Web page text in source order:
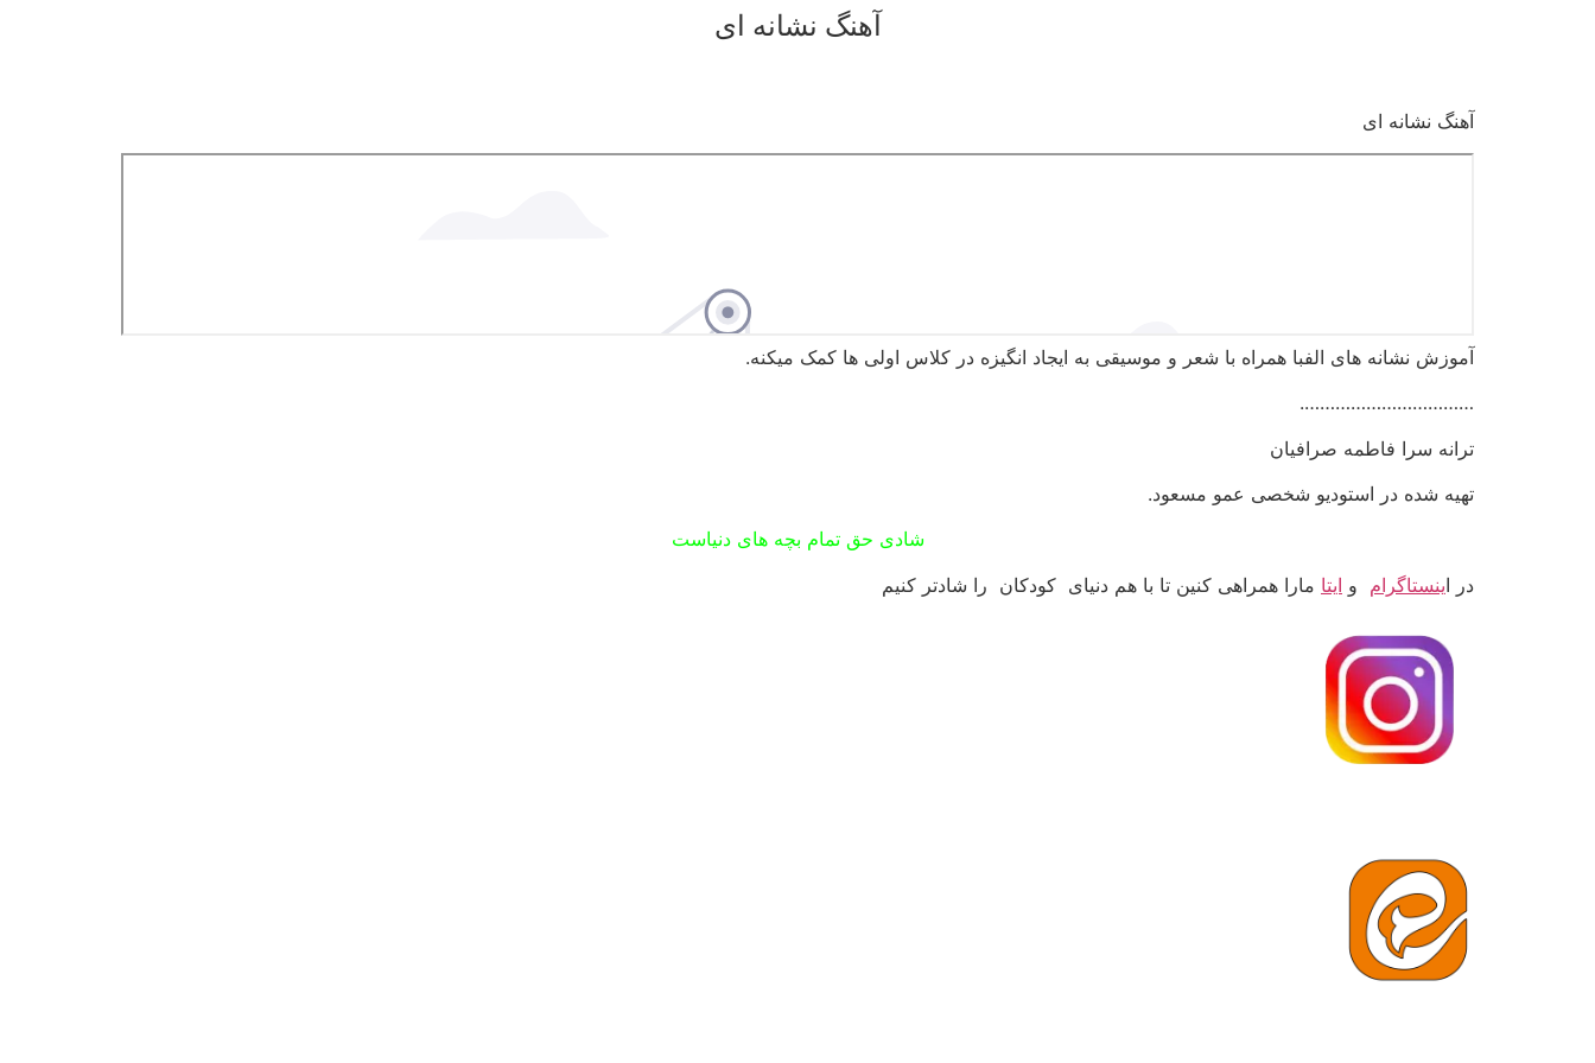
آهنگ نشانه ای
آهنگ نشانه ای
آموزش نشانه های الفبا همراه با شعر و موسیقی به ایجاد انگیزه در کلاس اولی ها کمک میکنه.
…………………………….
ترانه سرا فاطمه صرافیان
تهیه شده در استودیو شخصی عمو مسعود.
شادی حق تمام بچه های دنیاست
در اینستاگرام و ایتا مارا همراهی کنین تا با هم دنیای کودکان را شادتر کنیم